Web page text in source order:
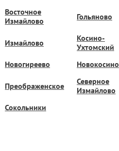
Восточное
Измайлово
Гольяново
Измайлово
Косино-
Ухтомский
Новогиреево Новокосино
Преображенское
Северное
Измайлово
Сокольники